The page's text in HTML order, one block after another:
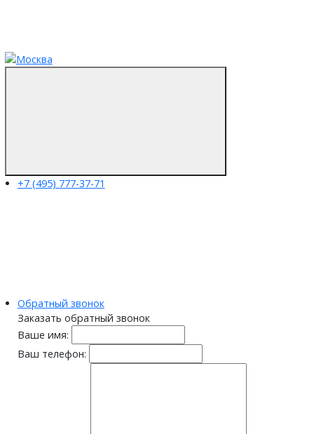
+7 (495) 777-37-71
Обратный звонок
Заказать обратный звонок
Ваше имя:
Ваш телефон: